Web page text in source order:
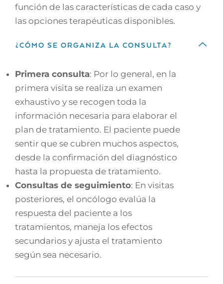
función de las características de cada caso y
las opciones terapéuticas disponibles.
¿CÓMO SE ORGANIZA LA CONSULTA?
Primera consulta: Por lo general, en la
primera visita se realiza un examen
exhaustivo y se recogen toda la
información necesaria para elaborar el
plan de tratamiento. El paciente puede
sentir que se cubren muchos aspectos,
desde la confirmación del diagnóstico
hasta la propuesta de tratamiento.
Consultas de seguimiento: En visitas
posteriores, el oncólogo evalúa la
respuesta del paciente a los
tratamientos, maneja los efectos
secundarios y ajusta el tratamiento
según sea necesario.